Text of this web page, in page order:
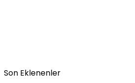
Son Eklenenler